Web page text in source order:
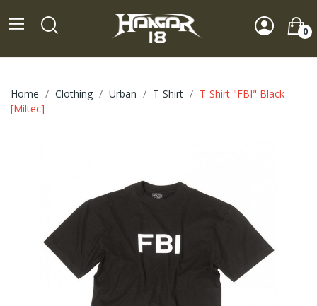
0
Home Clothing Urban T-Shirt
T-Shirt "FBI" Black
[Miltec]